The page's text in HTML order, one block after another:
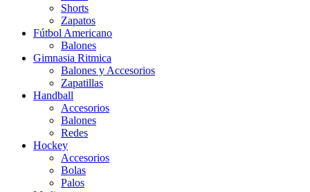
Shorts
Zapatos
Fútbol Americano
Balones
Gimnasia Ritmica
Balones y Accesorios
Zapatillas
Handball
Accesorios
Balones
Redes
Hockey
Accesorios
Bolas
Palos